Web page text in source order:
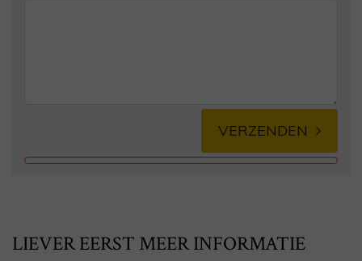
VERZENDEN
LIEVER EERST MEER INFORMATIE